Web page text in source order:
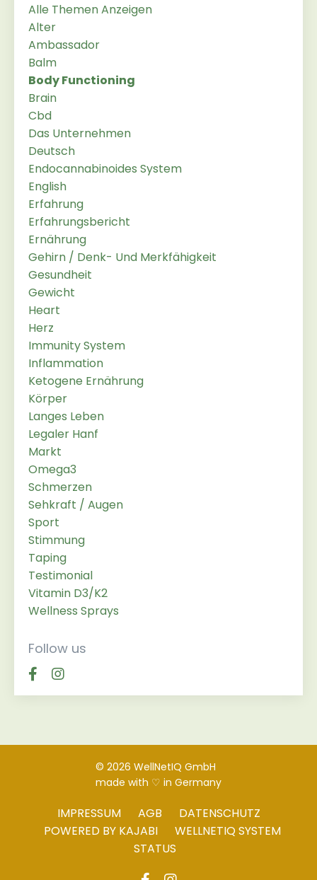
Alle Themen Anzeigen
Alter
Ambassador
Balm
Body Functioning
Brain
Cbd
Das Unternehmen
Deutsch
Endocannabinoides System
English
Erfahrung
Erfahrungsbericht
Ernährung
Gehirn / Denk- Und Merkfähigkeit
Gesundheit
Gewicht
Heart
Herz
Immunity System
Inflammation
Ketogene Ernährung
Körper
Langes Leben
Legaler Hanf
Markt
Omega3
Schmerzen
Sehkraft / Augen
Sport
Stimmung
Taping
Testimonial
Vitamin D3/k2
Wellness Sprays
Follow us
© 2026 WellNetIQ GmbH
made with ♡ in Germany
IMPRESSUM AGB
DATENSCHUTZ
POWERED BY KAJABI
WELLNETIQ SYSTEM
STATUS